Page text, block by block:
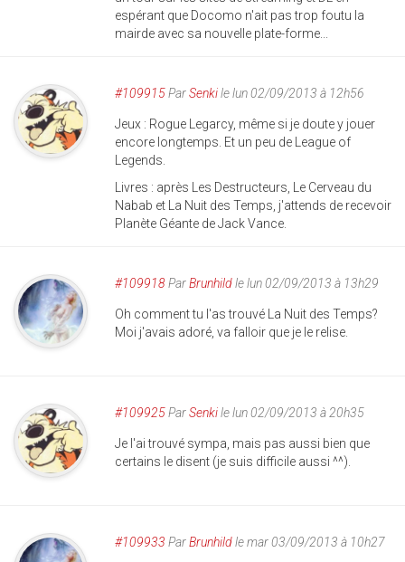
espérant que Docomo n'ait pas trop foutu la
mairde avec sa nouvelle plate-forme...
#109915ParSenkile lun 02/09/2013 à 12h56
Jeux : Rogue Legarcy, même si je doute y jouer
encore longtemps. Et un peu de League of
Legends.
Livres : après Les Destructeurs, Le Cerveau du
Nabab et La Nuit des Temps, j'attends de recevoir
Planète Géante de Jack Vance.
#109918ParBrunhildle lun 02/09/2013 à 13h29
Oh comment tu l'as trouvé La Nuit des Temps?
Moi j'avais adoré, va falloir que je le relise.
#109925ParSenkile lun 02/09/2013 à 20h35
Je l'ai trouvé sympa, mais pas aussi bien que
certains le disent (je suis difficile aussi ^^).
#109933 ParBrunhildle mar 03/09/2013 à 10h27